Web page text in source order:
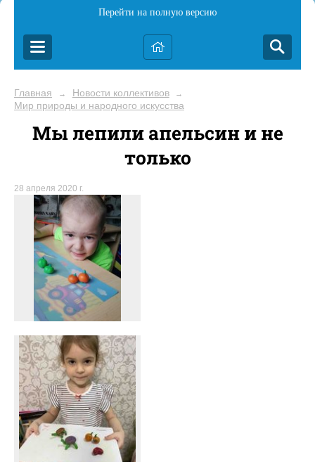
Перейти на полную версию
Главная → Новости коллективов →
Мир природы и народного искусства
Мы лепили апельсин и не
только
28 апреля 2020 г.